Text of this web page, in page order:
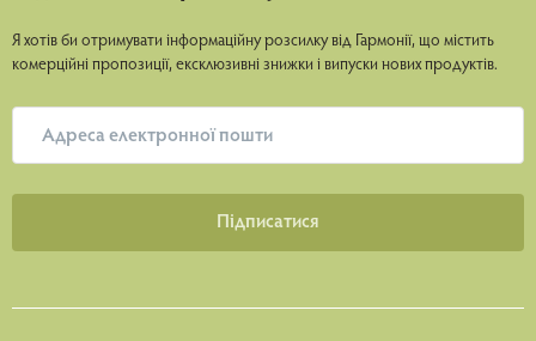
Я хотів би отримувати інформаційну розсилку від Гармонії, що містить
комерційні пропозиції, ексклюзивні знижки і випуски нових продуктів.
Пiдписатися